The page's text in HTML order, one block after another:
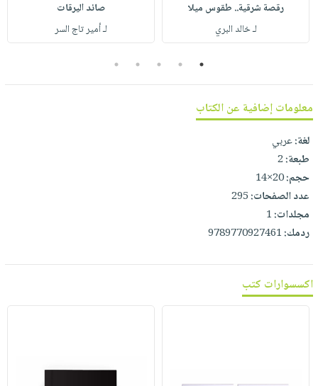
صابون
فيديوهات
نيل
انشر
كتابك
تواصل
معنا
التسوق
رقصة شرقية.. طقوس ميلا
لـ خالد البري
صائد اليرقات
لـ أمير تاج السر
1
2
3
4
5
معلومات إضافية عن الكتاب
لغة:عربي
طبعة:2
حجم:20×14
عدد الصفحات:295
مجلدات:1
ردمك:9789770927461
اكسسوارات كتب